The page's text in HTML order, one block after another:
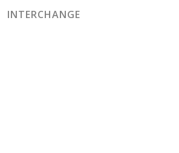
INTERCHANGE